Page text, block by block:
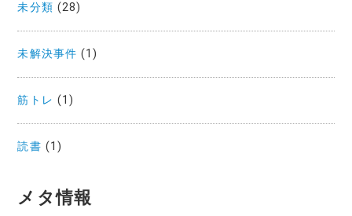
未分類 (28)
未解決事件 (1)
筋トレ (1)
読書 (1)
メタ情報